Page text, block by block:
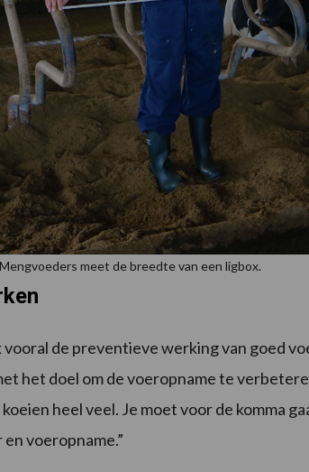
meet de breedte van een ligbox.
de preventieve werking van goed
het doel om de voeropname te
heel veel. Je moet voor de komma
voeropname.”